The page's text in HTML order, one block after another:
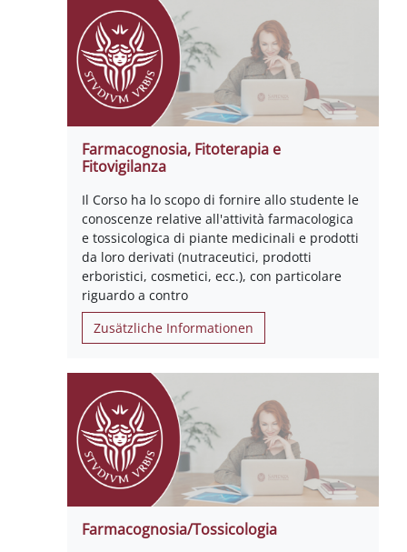
Farmacognosia, Fitoterapia e
Fitovigilanza
Il Corso ha lo scopo di fornire allo studente le
conoscenze relative all'attività farmacologica
e tossicologica di piante medicinali e prodotti
da loro derivati (nutraceutici, prodotti
erboristici, cosmetici, ecc.), con particolare
riguardo a contro
Zusätzliche Informationen
Farmacognosia/Tossicologia